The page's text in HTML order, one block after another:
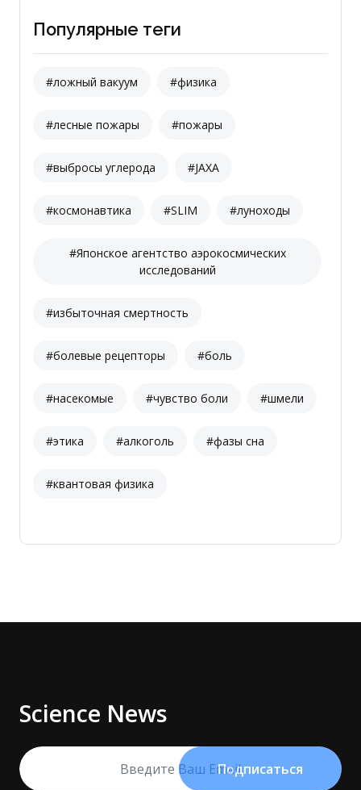
Популярные теги
#ложный вакуум #физика
#лесные пожары #пожары
#выбросы углерода #JAXA
#космонавтика #SLIM #луноходы
#Японское агентство аэрокосмических
исследований
#избыточная смертность
#болевые рецепторы #боль
#насекомые #чувство боли #шмели
#этика #алкоголь #фазы сна
#квантовая физика
Science News
Подписаться